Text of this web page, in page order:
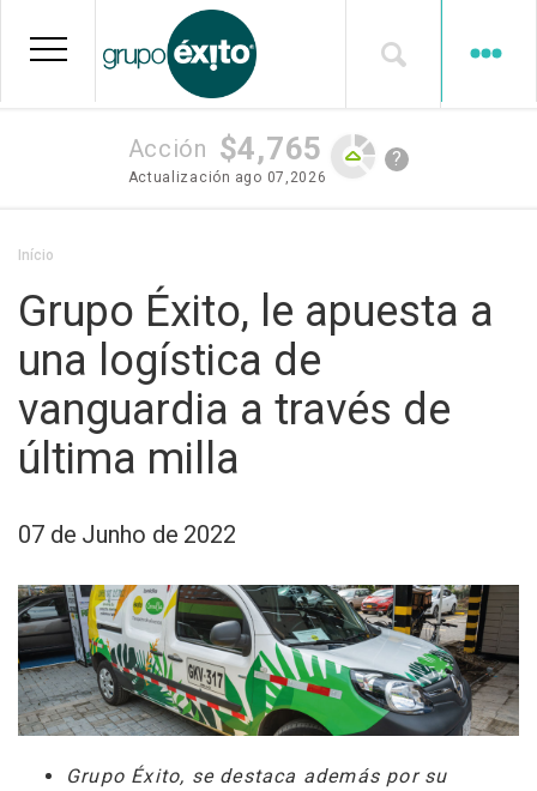
para
principal
Acción $4,765
Actualización ago 07,2026
?
Trilha
de
navegação
Início
Grupo Éxito, le apuesta a
una logística de
vanguardia a través de
última milla
07 de Junho de 2022
Grupo Éxito, se destaca además por su